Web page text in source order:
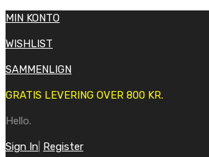
MIN KONTO
WISHLIST
SAMMENLIGN
GRATIS LEVERING OVER 800 KR.
Hello.
Sign In Register